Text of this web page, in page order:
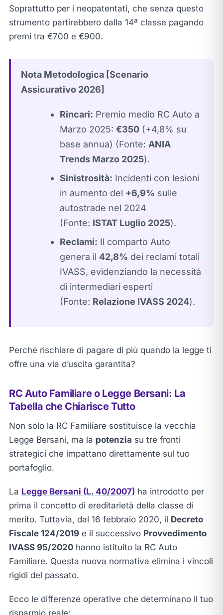
Soprattutto per i neopatentati, che senza questo
strumento partirebbero dalla 14ª classe pagando
premi tra €700 e €900.
Nota Metodologica [Scenario
Assicurativo 2026]
Rincari: Premio medio RC Auto a
Marzo 2025: €350(+4,8% su
base annua) (Fonte: ANIA
Trends Marzo 2025).
Sinistrosità: Incidenti con lesioni
in aumento del +6,9% sulle
autostrade nel 2024
(Fonte: ISTAT Luglio 2025).
Reclami: Il comparto Auto
genera il 42,8% dei reclami totali
IVASS, evidenziando la necessità
di intermediari esperti
(Fonte: Relazione IVASS 2024).
Perché rischiare di pagare di più quando la legge ti
offre una via d’uscita garantita?
RC Auto Familiare o Legge Bersani: La
Tabella che Chiarisce Tutto
Non solo la RC Familiare sostituisce la vecchia
Legge Bersani, ma la potenzia su tre fronti
strategici che impattano direttamente sul tuo
portafoglio.
La Legge Bersani (L. 40/2007) ha introdotto per
prima il concetto di ereditarietà della classe di
merito. Tuttavia, dal 16 febbraio 2020, il Decreto
Fiscale 124/2019e il successivo Provvedimento
IVASS 95/2020hanno istituito la RC Auto
Familiare. Questa nuova normativa elimina i vincoli
rigidi del passato.
Ecco le differenze operative che determinano il tuo
risparmio reale: